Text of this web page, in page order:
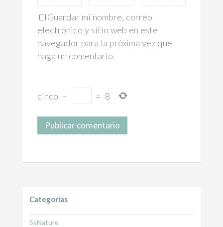
Guardar mi nombre, correo
electrónico y sitio web en este
navegador para la próxima vez que
haga un comentario.
cinco + = 8
Categorías
5sNature